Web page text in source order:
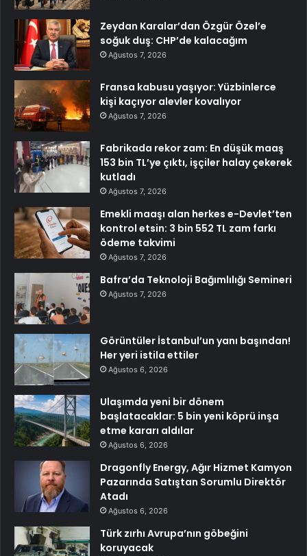
Zeydan Karalar’dan Özgür Özel’e
soğuk duş: CHP’de kalacağım
Ağustos 7, 2026
Fransa kabusu yaşıyor: Yüzbinlerce
kişi kaçıyor alevler kovalıyor
Ağustos 7, 2026
Fabrikada rekor zam: En düşük maaş
153 bin TL’ye çıktı, işçiler halay çekerek
kutladı
Ağustos 7, 2026
Emekli maaşı alan herkes e-Devlet’ten
kontrol etsin: 3 bin 552 TL zam farkı
ödeme takvimi
Ağustos 7, 2026
Bafra’da Teknoloji Bağımlılığı Semineri
Ağustos 7, 2026
Görüntüler İstanbul’un yanı başından!
Her yeri istila ettiler
Ağustos 6, 2026
Ulaşımda yeni bir dönem
başlatacaklar: 5 bin yeni köprü inşa
etme kararı aldılar
Ağustos 6, 2026
Dragonfly Energy, Ağır Hizmet Kamyon
Pazarında Satıştan Sorumlu Direktör
Atadı
Ağustos 6, 2026
Türk zırhı Avrupa’nın göbeğini
koruyacak